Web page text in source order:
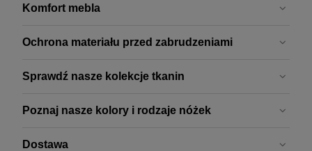
Komfort mebla
Ochrona materiału przed zabrudzeniami
Sprawdź nasze kolekcje tkanin
Poznaj nasze kolory i rodzaje nóżek
Dostawa